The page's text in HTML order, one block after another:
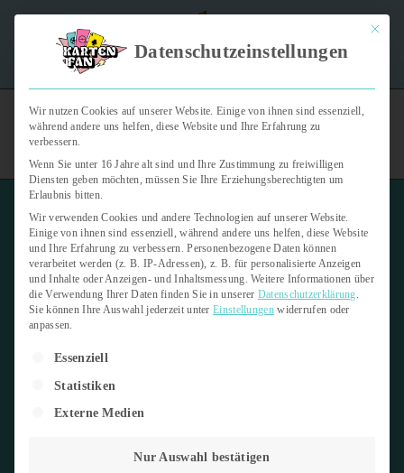
"Kartenfan – Der Podcast" | Das Hobby auf die Ohren |
Panini
Letzte Aktualisierung:
Mit
Datenschutzeinstellungen
Wir nutzen Cookies auf unserer Website. Einige von ihnen sind essenziell,
während andere uns helfen, diese Website und Ihre Erfahrung zu
verbessern.
Wenn Sie unter 16 Jahre alt sind und Ihre Zustimmung zu freiwilligen
Diensten geben möchten, müssen Sie Ihre Erziehungsberechtigten um
Erlaubnis bitten.
Wir verwenden Cookies und andere Technologien auf unserer Website.
Einige von ihnen sind essenziell, während andere uns helfen, diese Website
und Ihre Erfahrung zu verbessern. Personenbezogene Daten können
verarbeitet werden (z. B. IP-Adressen), z. B. für personalisierte Anzeigen
und Inhalte oder Anzeigen- und Inhaltsmessung. Weitere Informationen über
die Verwendung Ihrer Daten finden Sie in unserer Datenschutzerklärung.
Sie können Ihre Auswahl jederzeit unterEinstellungenwiderrufen oder
anpassen.
Es folgt eine Liste der Service-Gruppen, für die eine Einwilligung
Essenziell
Statistiken
Externe Medien
Nur Auswahl bestätigen